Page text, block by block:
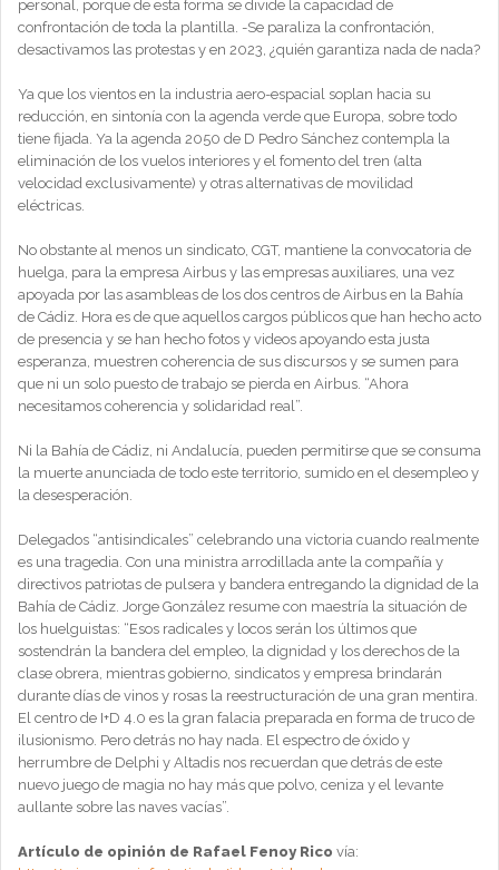
personal, porque de esta forma se divide la capacidad de
confrontación de toda la plantilla. -Se paraliza la confrontación,
desactivamos las protestas y en 2023, ¿quién garantiza nada de nada?
Ya que los vientos en la industria aero-espacial soplan hacia su
reducción, en sintonía con la agenda verde que Europa, sobre todo
tiene fijada. Ya la agenda 2050 de D Pedro Sánchez contempla la
eliminación de los vuelos interiores y el fomento del tren (alta
velocidad exclusivamente) y otras alternativas de movilidad
eléctricas.
No obstante al menos un sindicato, CGT, mantiene la convocatoria de
huelga, para la empresa Airbus y las empresas auxiliares, una vez
apoyada por las asambleas de los dos centros de Airbus en la Bahía
de Cádiz. Hora es de que aquellos cargos públicos que han hecho acto
de presencia y se han hecho fotos y videos apoyando esta justa
esperanza, muestren coherencia de sus discursos y se sumen para
que ni un solo puesto de trabajo se pierda en Airbus. “Ahora
necesitamos coherencia y solidaridad real”.
Ni la Bahía de Cádiz, ni Andalucía, pueden permitirse que se consuma
la muerte anunciada de todo este territorio, sumido en el desempleo y
la desesperación.
Delegados “antisindicales” celebrando una victoria cuando realmente
es una tragedia. Con una ministra arrodillada ante la compañía y
directivos patriotas de pulsera y bandera entregando la dignidad de la
Bahía de Cádiz. Jorge González resume con maestría la situación de
los huelguistas: “Esos radicales y locos serán los últimos que
sostendrán la bandera del empleo, la dignidad y los derechos de la
clase obrera, mientras gobierno, sindicatos y empresa brindarán
durante días de vinos y rosas la reestructuración de una gran mentira.
El centro de I+D 4.0 es la gran falacia preparada en forma de truco de
ilusionismo. Pero detrás no hay nada. El espectro de óxido y
herrumbre de Delphi y Altadis nos recuerdan que detrás de este
nuevo juego de magia no hay más que polvo, ceniza y el levante
aullante sobre las naves vacías”.
Artículo de opinión de Rafael Fenoy Rico vía: